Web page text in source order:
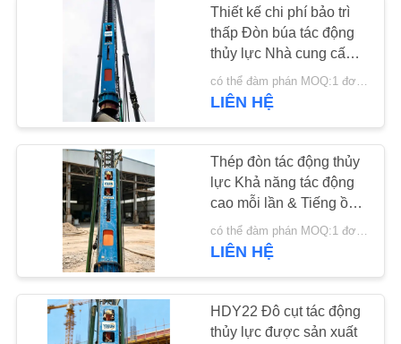
CHÚNG
TÔI
THAM
QUAN
MÁY
Máy xúc đóng cọc
Máy búa rung điện
14
Thiết kế chi phí bảo trì
thấp Đòn búa tác động
thủy lực Nhà cung cấp
Trung Quốc
có thể đàm phán MOQ:1 đơn vị
LIÊN HỆ
Thép đòn tác động thủy
lực Khả năng tác động
cao mỗi lần & Tiếng ồn
thấp Hoạt động thân
thiện với môi trường
được sản xuất ở Trung
có thể đàm phán MOQ:1 đơn vị
LIÊN HỆ
HDY22 Đô cụt tác động
thủy lực được sản xuất